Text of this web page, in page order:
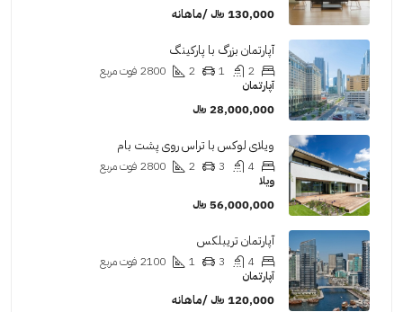
130,000 ﷼ /ماهانه
آپارتمان بزرگ با پارکینگ
2
1
2
2800 فوت مربع
آپارتمان
28,000,000 ﷼
ویلای لوکس با تراس روی پشت بام
4
3
2
2800 فوت مربع
ویلا
56,000,000 ﷼
آپارتمان تریبلکس
4
3
1
2100 فوت مربع
آپارتمان
120,000 ﷼ /ماهانه